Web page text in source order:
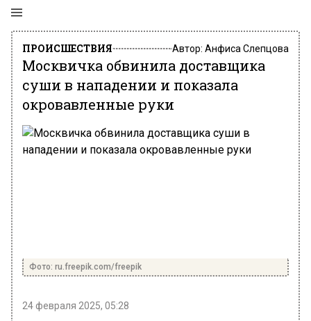
ПРОИСШЕСТВИЯ Автор: Анфиса Слепцова
Москвичка обвинила доставщика
суши в нападении и показала
окровавленные руки
Фото: ru.freepik.com/freepik
24 февраля 2025, 05:28